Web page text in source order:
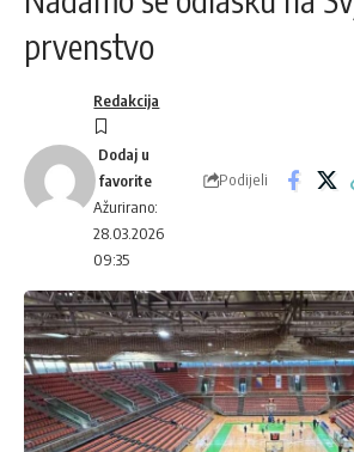
prvenstvo
Ažurirano:
28.03.2026
09:35
Redakcija
Podijeli